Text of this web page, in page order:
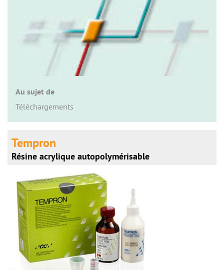
Au sujet de
Téléchargements
Tempron
Résine acrylique autopolymérisable